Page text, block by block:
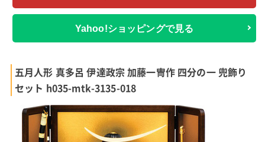
Yahoo!ショッピングで見る
五月人形 真多呂 伊達政宗 加藤一冑作 四分の一 兜飾り
セット h035-mtk-3135-018